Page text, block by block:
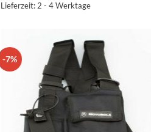
Lieferzeit: 2 - 4 Werktage
-7%